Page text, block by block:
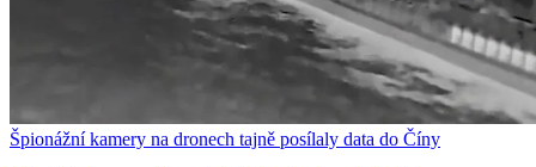
Špionážní kamery na dronech tajně posílaly data do Číny